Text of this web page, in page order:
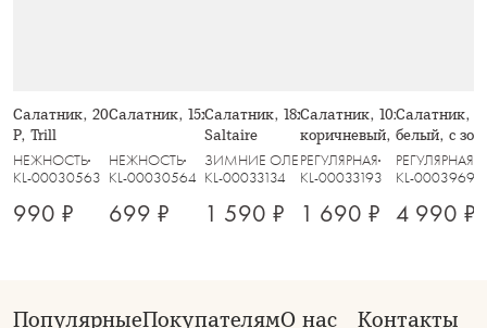
Салатник, 20х8 см, 910 мл, стекло
Р, Trill
НЕЖНОСТЬ
KL-00030563
990 ₽
Салатник, 15х6 см, стекло Р, Trill
НЕЖНОСТЬ
KL-00030564
699 ₽
Салатник, 18х9 см, 1 л, стекло Р,
Saltaire
ЗИМНИЕ ОЛЕНИ
KL-00033134
1 590 ₽
Салатник, 10х17 см, 1,1 л,
коричневый, Узоры,
РЕГУЛЯРНАЯ
KL-00033193
1 690 ₽
Салатник,
белый, с
Golden
РЕГУЛЯРНАЯ
KL-00039691
4 990 ₽
ПопулярныеПокупателямО нас Контакты